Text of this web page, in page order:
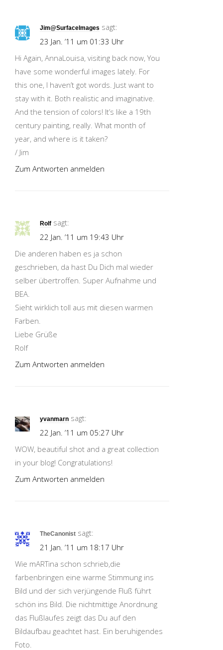
Jim@SurfaceImages sagt:
23 Jan. ’11 um 01:33 Uhr
Hi Again, AnnaLouisa, visiting back now, You
have some wonderful images lately. For
this one, I haven’t got words. Just want to
stay with it. Both realistic and imaginative.
And the tension of colors! It’s like a 19th
century painting, really. What month of
year, and where is it taken?
/ Jim
Zum Antworten anmelden
Rolf sagt:
22 Jan. ’11 um 19:43 Uhr
Die anderen haben es ja schon
geschrieben, da hast Du Dich mal wieder
selber übertroffen. Super Aufnahme und
BEA.
Sieht wirklich toll aus mit diesen warmen
Farben.
Liebe Grüße
Rolf
Zum Antworten anmelden
yvanmarn sagt:
22 Jan. ’11 um 05:27 Uhr
WOW, beautiful shot and a great collection
in your blog! Congratulations!
Zum Antworten anmelden
TheCanonist sagt:
21 Jan. ’11 um 18:17 Uhr
Wie mARTina schon schrieb,die
farbenbringen eine warme Stimmung ins
Bild und der sich verjüngende Fluß führt
schön ins Bild. Die nichtmittige Anordnung
das Flußlaufes zeigt das Du auf den
Bildaufbau geachtet hast. Ein beruhigendes
Foto.